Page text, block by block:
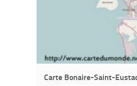
Carte Bonaire-Saint-